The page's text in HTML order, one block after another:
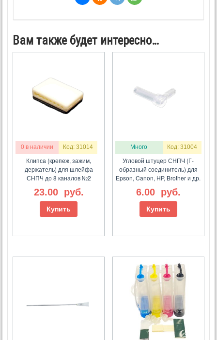
Вам также будет интересно…
0 в наличии Код: 31014
Клипса (крепеж, зажим,
держатель) для шлейфа
СНПЧ до 8 каналов №2
23.00 руб.
Купить
Много Код: 31004
Угловой штуцер СНПЧ (Г-
образный соединитель) для
Epson, Canon, HP, Brother и др.
6.00 руб.
Купить